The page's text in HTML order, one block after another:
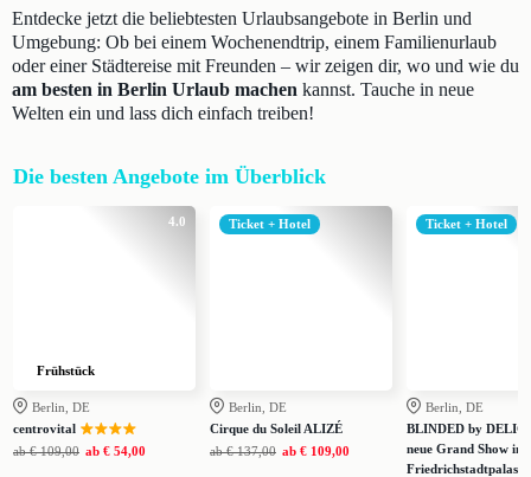
Entdecke jetzt die beliebtesten Urlaubsangebote in Berlin und
Umgebung: Ob bei einem Wochenendtrip, einem Familienurlaub
oder einer Städtereise mit Freunden – wir zeigen dir, wo und wie du
am besten in Berlin Urlaub machen kannst. Tauche in neue
Welten ein und lass dich einfach treiben!
Die besten Angebote im Überblick
4.0
Frühstück
Berlin, DE
centrovital
ab € 109,00 ab € 54,00
Ticket + Hotel
Berlin, DE
Cirque du Soleil ALIZÉ
ab € 137,00 ab € 109,00
Ticket + Hotel
Berlin, DE
BLINDED by
neue Grand Show im
Friedrichstadtpalast